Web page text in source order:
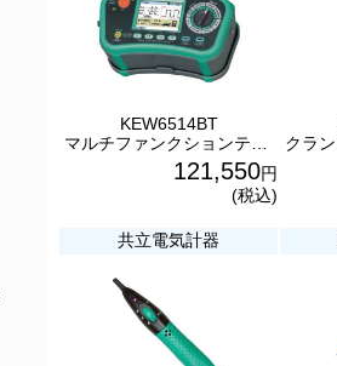
KEW6514BT
121,550円
(税込)
共立電気計器